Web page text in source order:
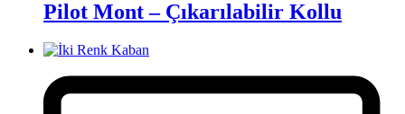
Pilot Mont – Çıkarılabilir Kollu